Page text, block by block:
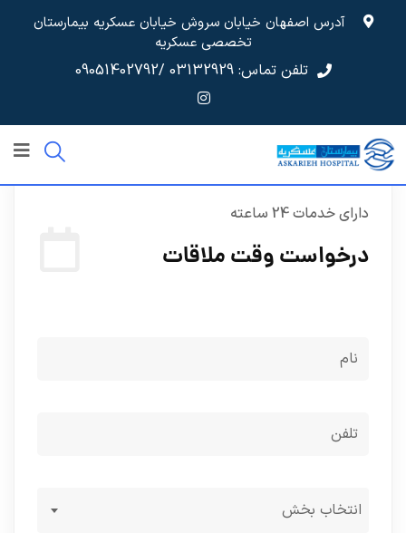
آدرس اصفهان خیابان سروش خیابان عسکریه بیمارستان
تخصصی عسکریه
تلفن تماس: 03132929 /09051402792
دارای خدمات 24 ساعته
درخواست وقت ملاقات
انتخاب بخش